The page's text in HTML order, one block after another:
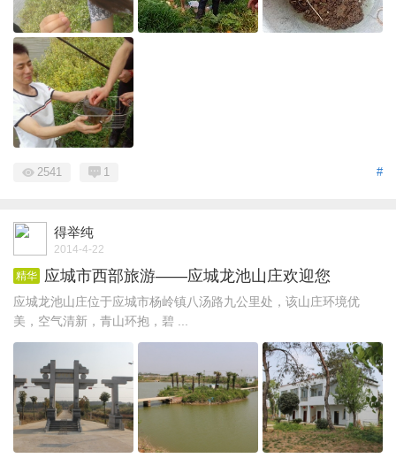
#
2541 1
得举纯
2014-4-22
精华 应城市西部旅游——应城龙池山庄欢迎您
应城龙池山庄位于应城市杨岭镇八汤路九公里处，该山庄环境优
美，空气清新，青山环抱，碧 ...